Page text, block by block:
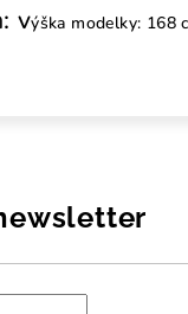
výška modelky: 168